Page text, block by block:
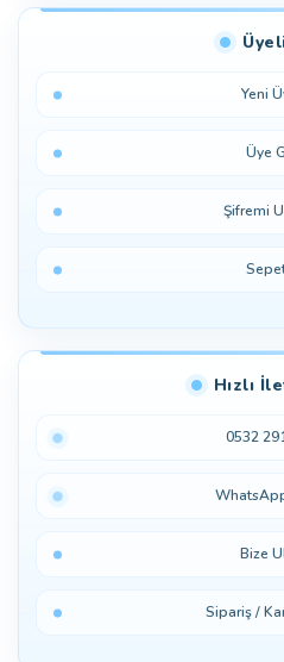
Yeni
Üye
Şifremi
Hızlı
0532
Bize
Sipariş /